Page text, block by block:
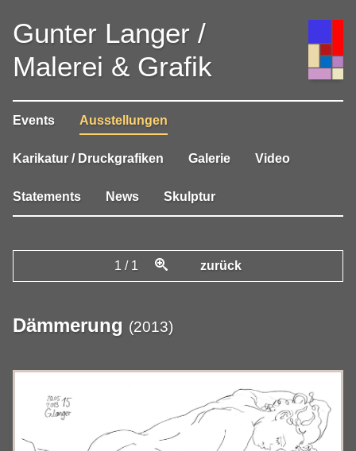
Gunter Langer /
Malerei & Grafik
Events Ausstellungen
Karikatur / Druckgrafiken Galerie Video
Statements News Skulptur
1 / 1 zurück
Dämmerung (2013)